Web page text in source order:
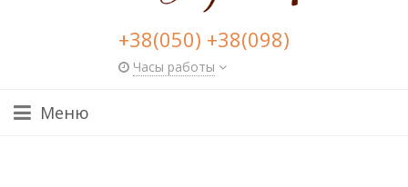
+38(050) +38(098)
Часы работы
Меню